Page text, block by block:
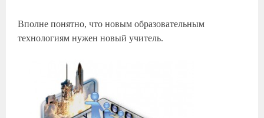
Вполне понятно, что новым образовательным
технологиям нужен новый учитель.